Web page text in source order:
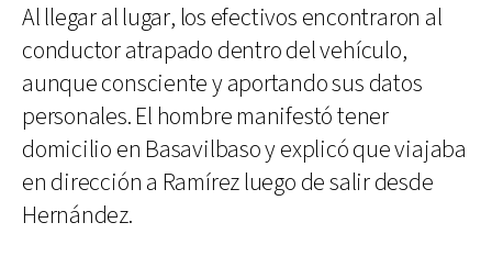
Al llegar al lugar, los efectivos encontraron al
conductor atrapado dentro del vehículo,
aunque consciente y aportando sus datos
personales. El hombre manifestó tener
domicilio en Basavilbaso y explicó que viajaba
en dirección a Ramírez luego de salir desde
Hernández.